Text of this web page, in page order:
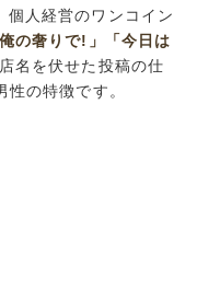
個人経営のワンコイン
の奢りで!」
「今日は
名を伏せた投稿の仕
の特徴です。